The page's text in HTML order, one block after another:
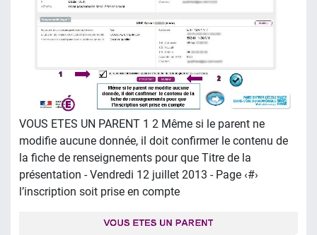
VOUS ETES UN PARENT 1 2 Même si le parent ne
modifie aucune donnée, il doit confirmer le contenu de
la fiche de renseignements pour que Titre de la
présentation - Vendredi 12 juillet 2013 - Page ‹#›
l’inscription soit prise en compte